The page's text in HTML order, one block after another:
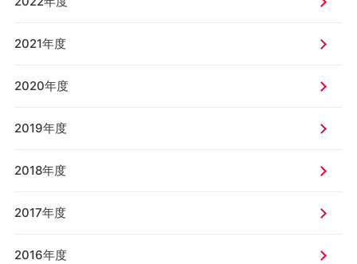
2021年度
2020年度
2019年度
2018年度
2017年度
2016年度